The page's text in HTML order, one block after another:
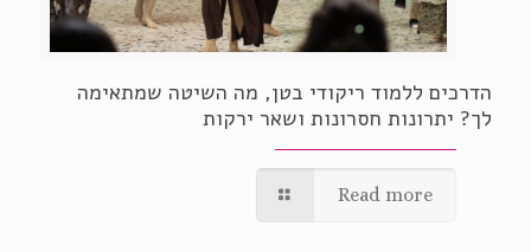
הדרכים ללמוד ריקודי בטן, מה השיטה שמתאימה
לך? יתרונות חסרונות ושאר ירקות
Read more